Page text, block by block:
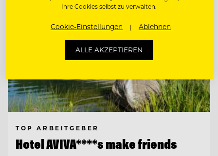
TOP ARBEITGEBER
Hotel AVIVA****s make friends
Ihre Cookies selbst zu verwalten.
Cookie-Einstellungen Ablehnen
ALLE AKZEPTIEREN